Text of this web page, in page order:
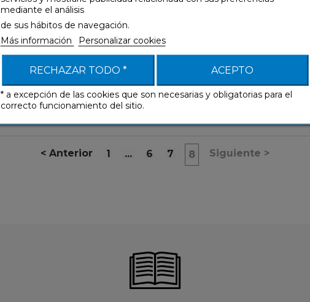
Español
3,99 €
< Anterior 1 ... 6 7 8 Siguiente >
mediante el análisis
de sus hábitos de navegación.
Más información
Personalizar cookies
RECHAZAR TODO * ACEPTO
* a excepción de las cookies que son necesarias y obligatorias para el
correcto funcionamiento del sitio.